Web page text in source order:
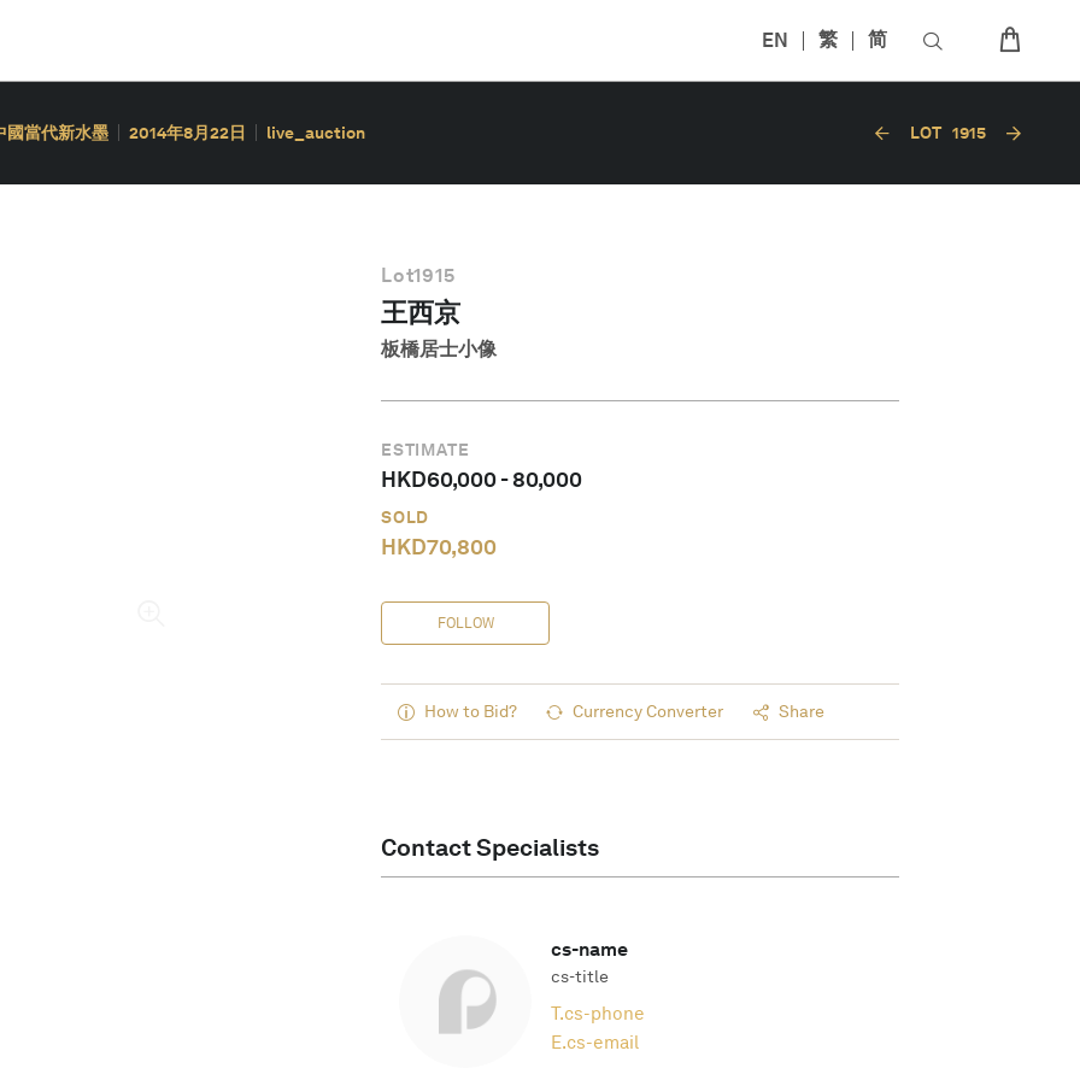
EN 繁 简
國當代新水墨 2014年8月22日 live_auction LOT 1915
Lot1915
王西京
板橋居士小像
ESTIMATE
HKD60,000-80,000
SOLD
HKD70,800
FOLLOW
How to Bid? Currency Converter Share
Contact Specialists
cs-name
cs-title
T.cs-phone
E.cs-email